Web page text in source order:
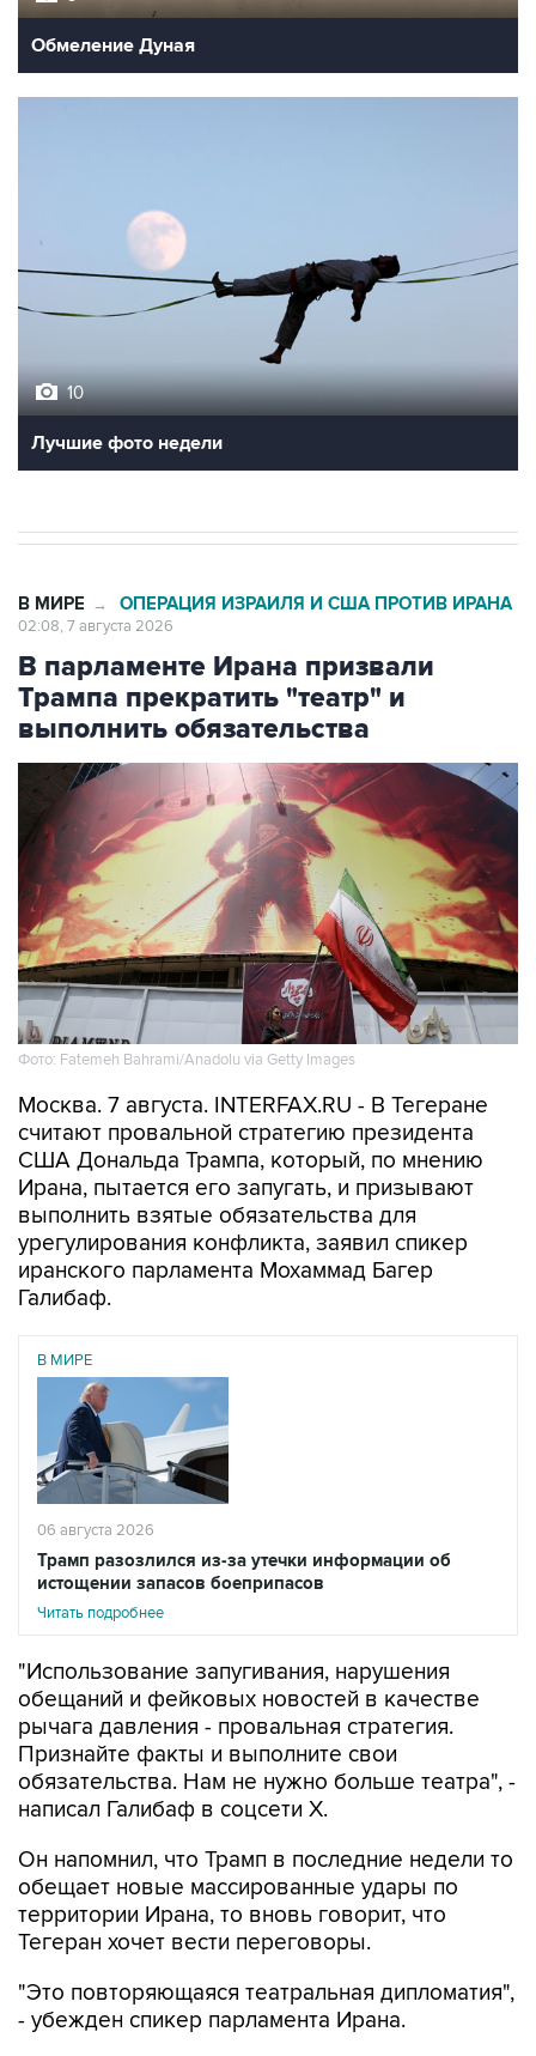
Обмеление Дуная
10
Лучшие фото недели
В МИРЕ → ОПЕРАЦИЯ ИЗРАИЛЯ И США ПРОТИВ ИРАНА
02:08, 7 августа 2026
В парламенте Ирана призвали
Трампа прекратить "театр" и
выполнить обязательства
Фото: Fatemeh Bahrami/Anadolu via Getty Images
Москва. 7 августа. INTERFAX.RU - В Тегеране
считают провальной стратегию президента
США Дональда Трампа, который, по мнению
Ирана, пытается его запугать, и призывают
выполнить взятые обязательства для
урегулирования конфликта, заявил спикер
иранского парламента Мохаммад Багер
Галибаф.
В МИРЕ
06 августа 2026
Трамп разозлился из-за утечки информации об
истощении запасов боеприпасов
Читать подробнее
"Использование запугивания, нарушения
обещаний и фейковых новостей в качестве
рычага давления - провальная стратегия.
Признайте факты и выполните свои
обязательства. Нам не нужно больше театра", -
написал Галибаф в соцсети X.
Он напомнил, что Трамп в последние недели то
обещает новые массированные удары по
территории Ирана, то вновь говорит, что
Тегеран хочет вести переговоры.
"Это повторяющаяся театральная дипломатия",
- убежден спикер парламента Ирана.